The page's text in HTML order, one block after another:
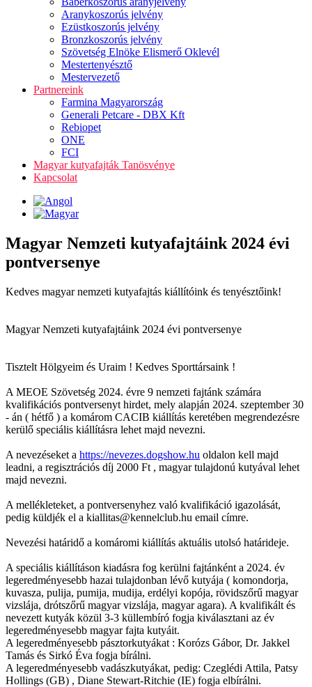
Aranykoszorús jelvény
Ezüstkoszorús jelvény
Bronzkoszorús jelvény
Szövetség Elnöke Elismerő Oklevél
Mestertenyésztő
Mestervezető
Partnereink
Farmina Magyarország
Generali Petcare - DBX Kft
Rebiopet
ONE
FCI
Magyar kutyafajták Tanösvénye
Kapcsolat
Magyar Nemzeti kutyafajtáink 2024 évi
pontversenye
Kedves magyar nemzeti kutyafajtás kiállítóink és tenyésztőink!
Magyar Nemzeti kutyafajtáink 2024 évi pontversenye
Tisztelt Hölgyeim és Uraim ! Kedves Sporttársaink !
A MEOE Szövetség 2024. évre 9 nemzeti fajtánk számára
kvalifikációs pontversenyt hirdet, mely alapján 2024. szeptember 30
- án ( hétfő ) a komárom CACIB kiállítás keretében megrendezésre
kerülő speciális kiállításra lehet majd nevezni.
A nevezéseket a https://nevezes.dogshow.hu oldalon kell majd
leadni, a regisztrációs díj 2000 Ft , magyar tulajdonú kutyával lehet
majd nevezni.
A mellékleteket, a pontversenyhez való kvalifikáció igazolását,
pedig küldjék el a kiallitas@kennelclub.hu email címre.
Nevezési határidő a komáromi kiállítás aktuális utolsó határideje.
A speciális kiállításon kiadásra fog kerülni fajtánként a 2024. év
legeredményesebb hazai tulajdonban lévő kutyája ( komondorja,
kuvasza, pulija, pumija, mudija, erdélyi kopója, rövidszőrű magyar
vizslája, drótszőrű magyar vizslája, magyar agara). A kvalifikált és
nevezett kutyák közül 3-3 küllembíró fogja kiválasztani az év
legeredményesebb magyar fajta kutyáit.
A legeredményesebb pásztorkutyákat : Korózs Gábor, Dr. Jakkel
Tamás és Sirkó Éva fogja bírálni.
A legeredményesebb vadászkutyákat, pedig: Czeglédi Attila, Patsy
Hollings (GB) , Diane Stewart-Ritchie (IE) fogja elbírálni.